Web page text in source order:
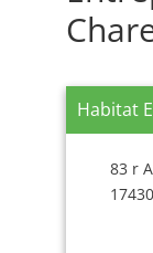
Habitat
83 r